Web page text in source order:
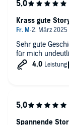
Sehr gute
für mich
Krass gute
Spannende